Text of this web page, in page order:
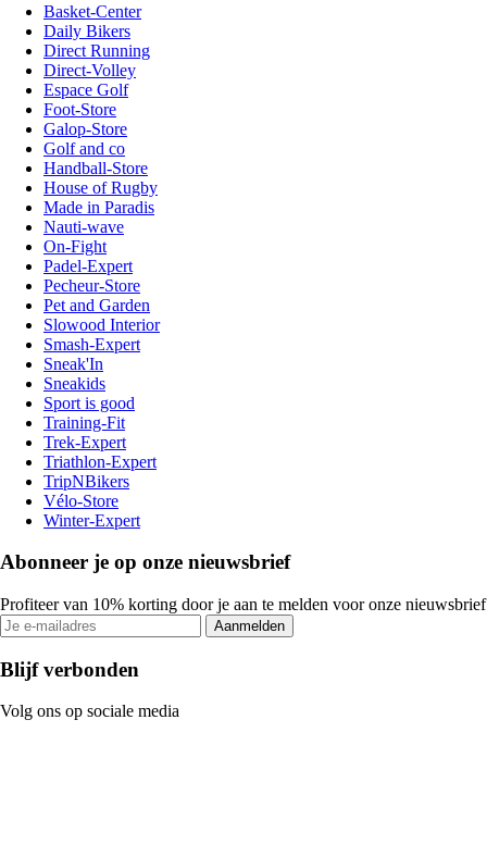
Basket-Center
Daily Bikers
Direct Running
Direct-Volley
Espace Golf
Foot-Store
Galop-Store
Golf and co
Handball-Store
House of Rugby
Made in Paradis
Nauti-wave
On-Fight
Padel-Expert
Pecheur-Store
Pet and Garden
Slowood Interior
Smash-Expert
Sneak'In
Sneakids
Sport is good
Training-Fit
Trek-Expert
Triathlon-Expert
TripNBikers
Vélo-Store
Winter-Expert
Abonneer je op onze nieuwsbrief
Profiteer van 10% korting door je aan te melden voor onze nieuwsbrief
Aanmelden
Blijf verbonden
Volg ons op sociale media